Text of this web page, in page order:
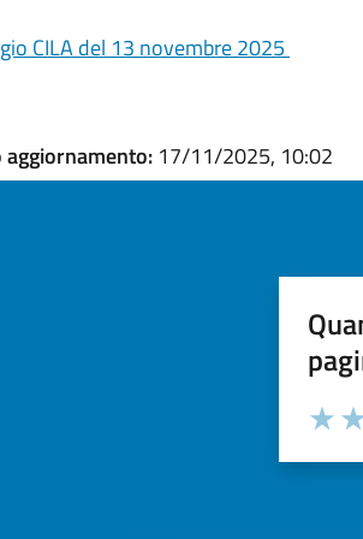
CILA del 13 novembre 2025
17/11/2025, 10:02
Valuta